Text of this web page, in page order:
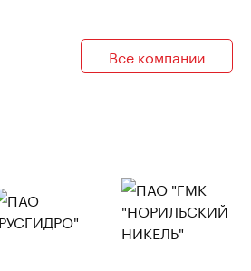
Все компании